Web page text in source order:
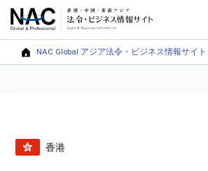
NAC Global アジア法令・ビジネス情報サイト
香港